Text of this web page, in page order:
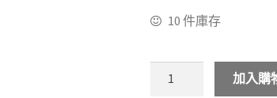
10 件庫存
加入購